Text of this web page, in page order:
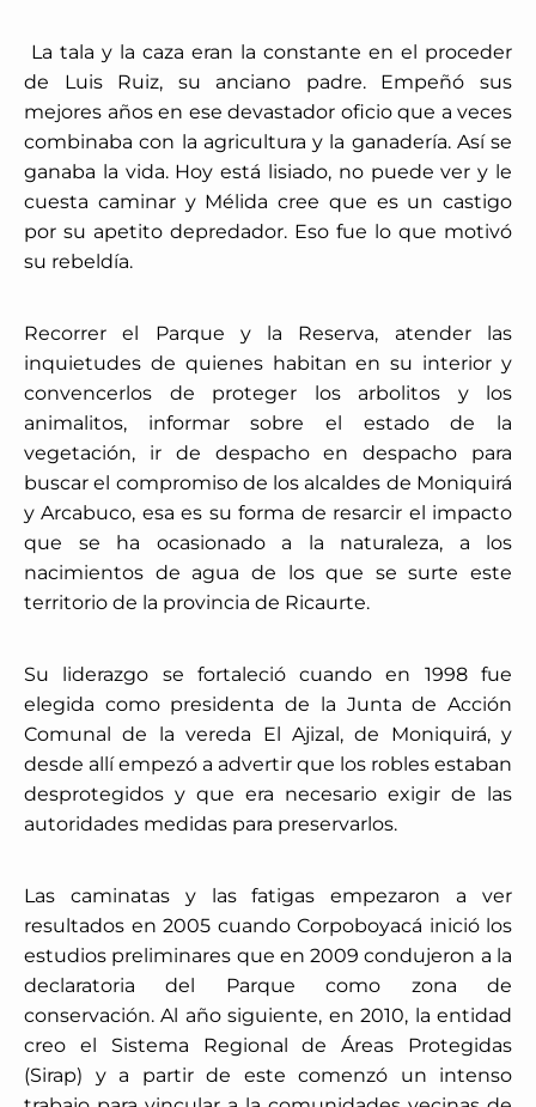
La tala y la caza eran la constante en el proceder
de Luis Ruiz, su anciano padre. Empeñó sus
mejores años en ese devastador oficio que a veces
combinaba con la agricultura y la ganadería. Así se
ganaba la vida. Hoy está lisiado, no puede ver y le
cuesta caminar y Mélida cree que es un castigo
por su apetito depredador. Eso fue lo que motivó
su rebeldía.
Recorrer el Parque y la Reserva, atender las
inquietudes de quienes habitan en su interior y
convencerlos de proteger los arbolitos y los
animalitos, informar sobre el estado de la
vegetación, ir de despacho en despacho para
buscar el compromiso de los alcaldes de Moniquirá
y Arcabuco, esa es su forma de resarcir el impacto
que se ha ocasionado a la naturaleza, a los
nacimientos de agua de los que se surte este
territorio de la provincia de Ricaurte.
Su liderazgo se fortaleció cuando en 1998 fue
elegida como presidenta de la Junta de Acción
Comunal de la vereda El Ajizal, de Moniquirá, y
desde allí empezó a advertir que los robles estaban
desprotegidos y que era necesario exigir de las
autoridades medidas para preservarlos.
Las caminatas y las fatigas empezaron a ver
resultados en 2005 cuando Corpoboyacá inició los
estudios preliminares que en 2009 condujeron a la
declaratoria del Parque como zona de
conservación. Al año siguiente, en 2010, la entidad
creo el Sistema Regional de Áreas Protegidas
(Sirap) y a partir de este comenzó un intenso